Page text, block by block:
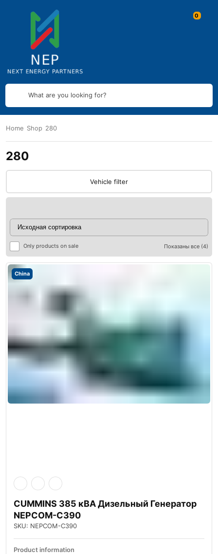
What are you looking for?
Home Shop 280
280
Vehicle filter
Only products on sale Показаны все (4)
China
CUMMINS 385 кВА Дизельный Генератор
NEPCOM-C390
SKU: NEPCOM-C390
Product information